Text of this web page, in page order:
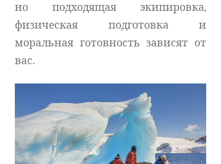
но подходящая экипировка,
физическая подготовка и
моральная готовность зависят от
вас.